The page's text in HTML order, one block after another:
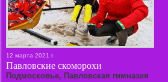
12 марта 2021 г.
Павловские скоморохи
Подмосковье, Павловская гимназия